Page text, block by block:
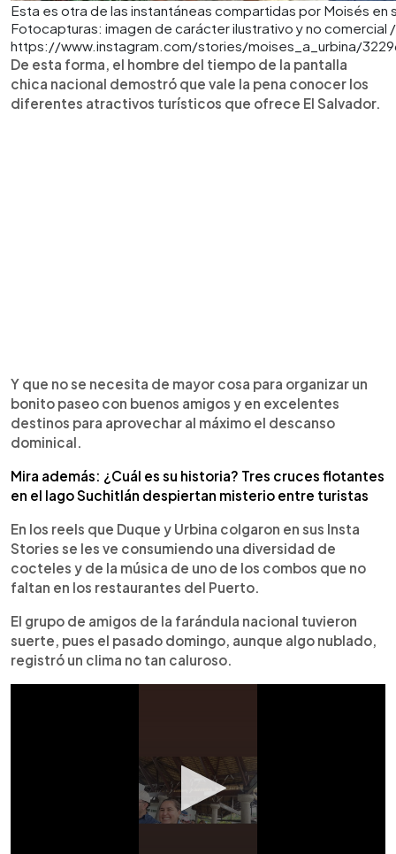
Esta es otra de las instantáneas compartidas por Moisés en
Fotocapturas: imagen de carácter ilustrativo y no comercial /
https://www.instagram.com/stories/moises_a_urbina/
De esta forma, el hombre del tiempo de la pantalla
chica nacional demostró que vale la pena conocer los
diferentes atractivos turísticos que ofrece El Salvador.
Y que no se necesita de mayor cosa para organizar un
bonito paseo con buenos amigos y en excelentes
destinos para aprovechar al máximo el descanso
dominical.
Mira además: ¿Cuál es su historia? Tres cruces flotantes
en el lago Suchitlán despiertan misterio entre turistas
En los reels que Duque y Urbina colgaron en sus Insta
Stories se les ve consumiendo una diversidad de
cocteles y de la música de uno de los combos que no
faltan en los restaurantes del Puerto.
El grupo de amigos de la farándula nacional tuvieron
suerte, pues el pasado domingo, aunque algo nublado,
registró un clima no tan caluroso.